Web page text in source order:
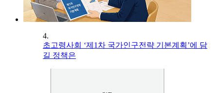
4.
초고령사회 ‘제1차 국가인구전략 기본계획’에 담
길 정책은